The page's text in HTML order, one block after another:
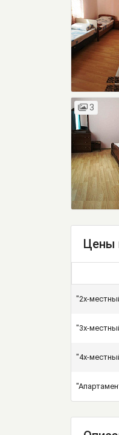
3
Цены
"2х-
"3х-
"4х-